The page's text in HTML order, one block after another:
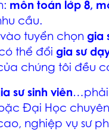
môn toán lớp 8,
cầu.
tuyển chọn gia
thể đổi gia sư
chúng tôi đều
sư sinh viên…phải
Đại Học
nghiệp vụ sư